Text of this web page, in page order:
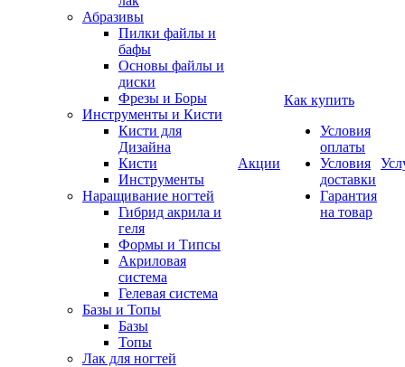
Абразивы
Пилки файлы и
бафы
Основы файлы и
диски
Фрезы и Боры
Инструменты и Кисти
Кисти для
Дизайна
Кисти
Инструменты
Наращивание ногтей
Гибрид акрила и
геля
Формы и Типсы
Акриловая
система
Гелевая система
Базы и Топы
Базы
Топы
Лак для ногтей
Акции
Как купить
Условия
оплаты
Условия
доставки
Гарантия
на товар